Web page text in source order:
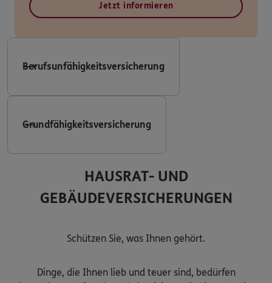
Jetzt informieren
Berufsunfähigkeitsversicherung
Grundfähigkeitsversicherung
HAUSRAT- UND
GEBÄUDEVERSICHERUNGEN
Schützen Sie, was Ihnen gehört.
Dinge, die Ihnen lieb und teuer sind, bedürfen